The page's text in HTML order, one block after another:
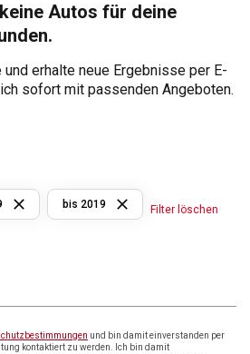
Autos für deine
erhalte neue Ergebnisse per E-
sofort mit passenden Angeboten.
bis 2019 Filter löschen
und bin damit einverstanden per
kontaktiert zu werden. Ich bin damit